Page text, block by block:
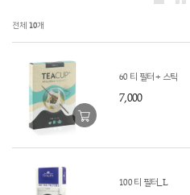
전체 10개
60 티 필터 + 스틱
7,000
100 티 필터_L